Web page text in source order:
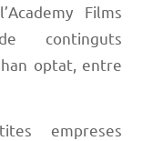
Films
continguts
optat, entre
empreses